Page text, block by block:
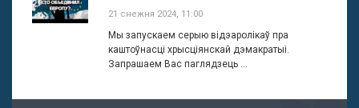
21 снежня 2024, 11:00
Мы запускаем серыю відэаролікаў пра
каштоўнасці хрысціянскай дэмакратыі.
Запрашаем Вас паглядзець ...